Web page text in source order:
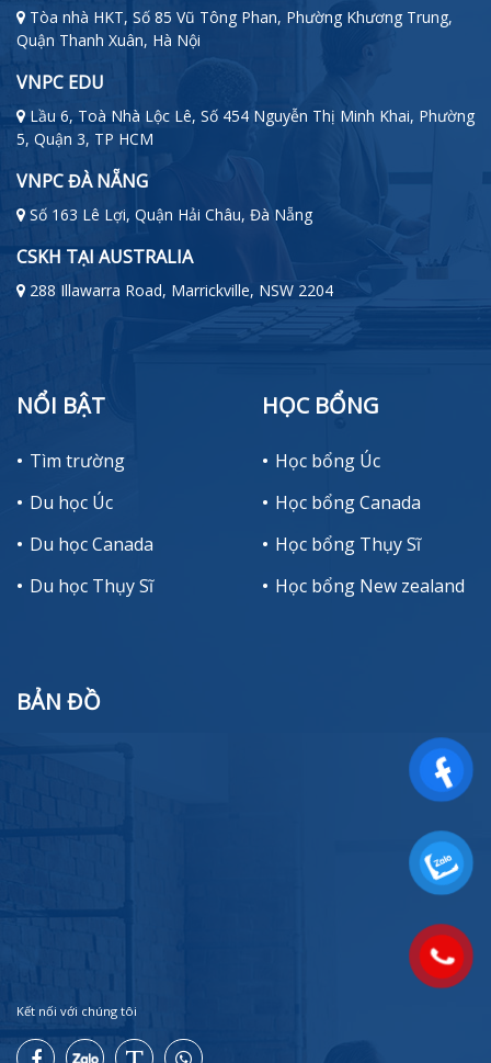
Tòa nhà HKT, Số 85 Vũ Tông Phan, Phường Khương Trung,
Quận Thanh Xuân, Hà Nội
VNPC EDU
Lầu 6, Toà Nhà Lộc Lê, Số 454 Nguyễn Thị Minh Khai, Phường
5, Quận 3, TP HCM
VNPC ĐÀ NẴNG
Số 163 Lê Lợi, Quận Hải Châu, Đà Nẵng
CSKH TẠI AUSTRALIA
288 Illawarra Road, Marrickville, NSW 2204
NỔI BẬT
Tìm trường
Du học Úc
Du học Canada
Du học Thụy Sĩ
HỌC BỔNG
Học bổng Úc
Học bổng Canada
Học bổng Thụy Sĩ
Học bổng New zealand
BẢN ĐỒ
Kết nối với chúng tôi